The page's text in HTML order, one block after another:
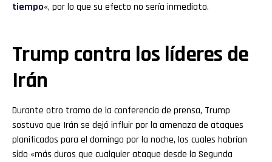
tiempo«, por lo que su efecto no sería inmediato.
Trump contra los líderes de
Irán
Durante otro tramo de la conferencia de prensa, Trump
sostuvo que Irán se dejó influir por la amenaza de ataques
planificados para el domingo por la noche, los cuales habrían
sido «más duros que cualquier ataque desde la Segunda